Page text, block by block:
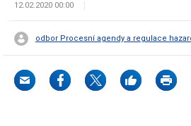
12.02.2020 00:00
odbor Procesní agendy a regulace